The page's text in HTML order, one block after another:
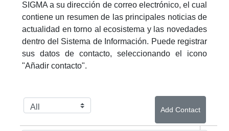
SIGMA a su dirección de correo electrónico, el cual
contiene un resumen de las principales noticias de
actualidad en torno al ecosistema y las novedades
dentro del Sistema de Información. Puede registrar
sus datos de contacto, seleccionando el icono
"Añadir contacto".
Add Contact